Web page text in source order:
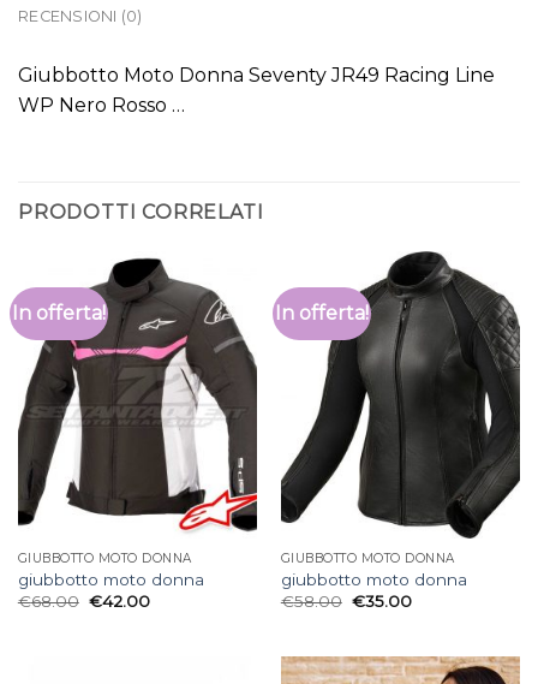
RECENSIONI (0)
Giubbotto Moto Donna Seventy JR49 Racing Line
WP Nero Rosso …
PRODOTTI CORRELATI
In offerta!
GIUBBOTTO MOTO DONNA
giubbotto moto donna
€68.00 €42.00
In offerta!
GIUBBOTTO MOTO DONNA
giubbotto moto donna
€58.00 €35.00